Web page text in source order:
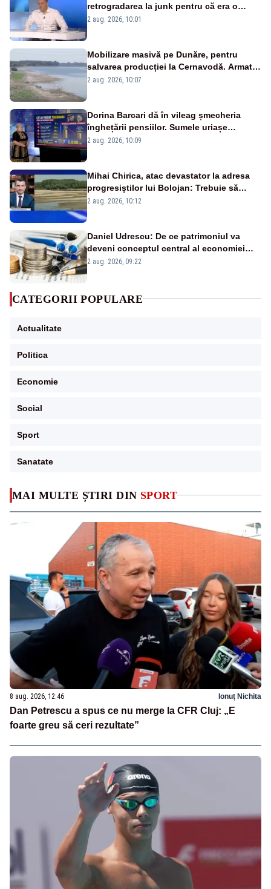
MAI MULTE ȘTIRI DIN SPORT
8 aug. 2026, 12:46 Ionuț Nichita
Dan Petrescu a spus ce nu merge la CFR Cluj: „E
foarte greu să ceri rezultate”
retrogradarea la junk pentru că era o
catastrofă pentru bănci și fondurile de
2 aug. 2026, 10:01
Mobilizare masivă pe Dunăre, pentru
salvarea producției la Cernavodă. Armata
va detona o stâncă și va devia apa
2 aug. 2026, 10:07
Dorina Barcari dă în vileag șmecheria
înghețării pensiilor. Sumele uriașe
pierdute de fiecare român
2 aug. 2026, 10:09
Mihai Chirica, atac devastator la adresa
progresiștilor lui Bolojan: Trebuie să
protejăm și natura, dar nu șținem omaneii
2 aug. 2026, 10:12
Daniel Udrescu: De ce patrimoniul va
deveni conceptul central al economiei
viitoare?
2 aug. 2026, 09:22
CATEGORII POPULARE
Actualitate
Politica
Economie
Social
Sport
Sanatate